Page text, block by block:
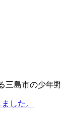
三島市の少年